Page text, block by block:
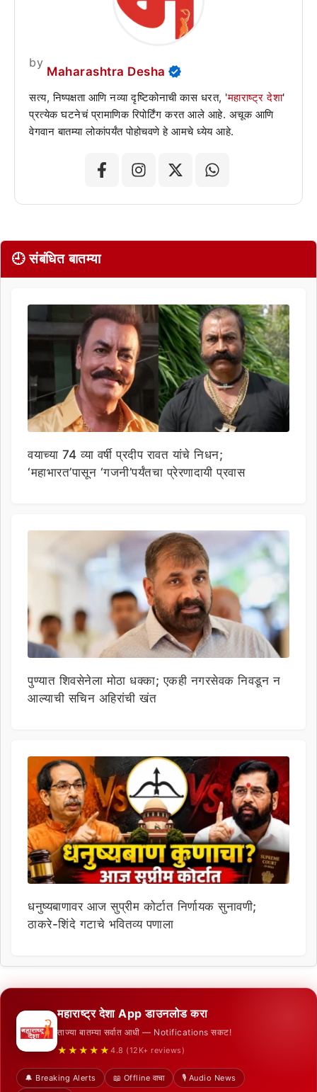
by
Maharashtra Desha
सत्य, निष्पक्षता आणि नव्या दृष्टिकोनाची कास धरत, 'महाराष्ट्र देशा'
प्रत्येक घटनेचं प्रामाणिक रिपोर्टिंग करत आले आहे. अचूक आणि
वेगवान बातम्या लोकांपर्यंत पोहोचवणे हे आमचे ध्येय आहे.
🕘 संबंधित बातम्या
वयाच्या 74 व्या वर्षी प्रदीप रावत यांचे निधन;
‘महाभारत’पासून ‘गजनी’पर्यंतचा प्रेरणादायी प्रवास
पुण्यात शिवसेनेला मोठा धक्का; एकही नगरसेवक निवडून न
आल्याची सचिन अहिरांची खंत
धनुष्यबाणावर आज सुप्रीम कोर्टात निर्णायक सुनावणी;
ठाकरे-शिंदे गटाचे भवितव्य पणाला
महाराष्ट्र देशा App डाउनलोड करा
ताज्या बातम्या सर्वात आधी — Notifications सकट!
★★★★★ 4.8 (12K+ reviews)
🔔 Breaking Alerts 📖 Offline वाचा
🎙️ Audio News